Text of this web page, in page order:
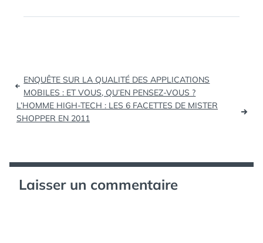
tutorials) Simple Hello
programming software
tutorial) The Evolution
of the Geek…
Navigation
de
l’article
ENQUÊTE SUR LA QUALITÉ DES APPLICATIONS
MOBILES : ET VOUS, QU’EN PENSEZ-VOUS ?
L’HOMME HIGH-TECH : LES 6 FACETTES DE MISTER
SHOPPER EN 2011
Laisser un commentaire